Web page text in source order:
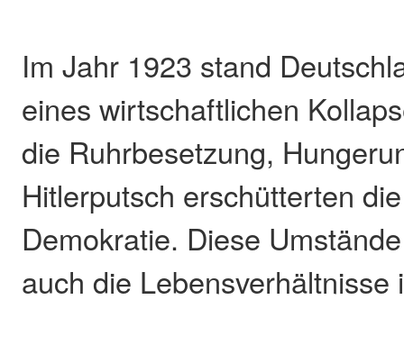
Im Jahr 1923 stand
eines wirtschaftlichen
die Ruhrbesetzung,
Hitlerputsch erschütterten
Demokratie. Diese
auch die Lebensverhältnisse